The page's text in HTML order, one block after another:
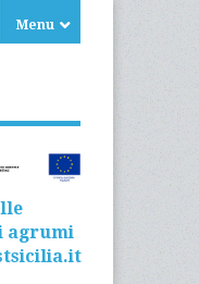
Menu
agrumi